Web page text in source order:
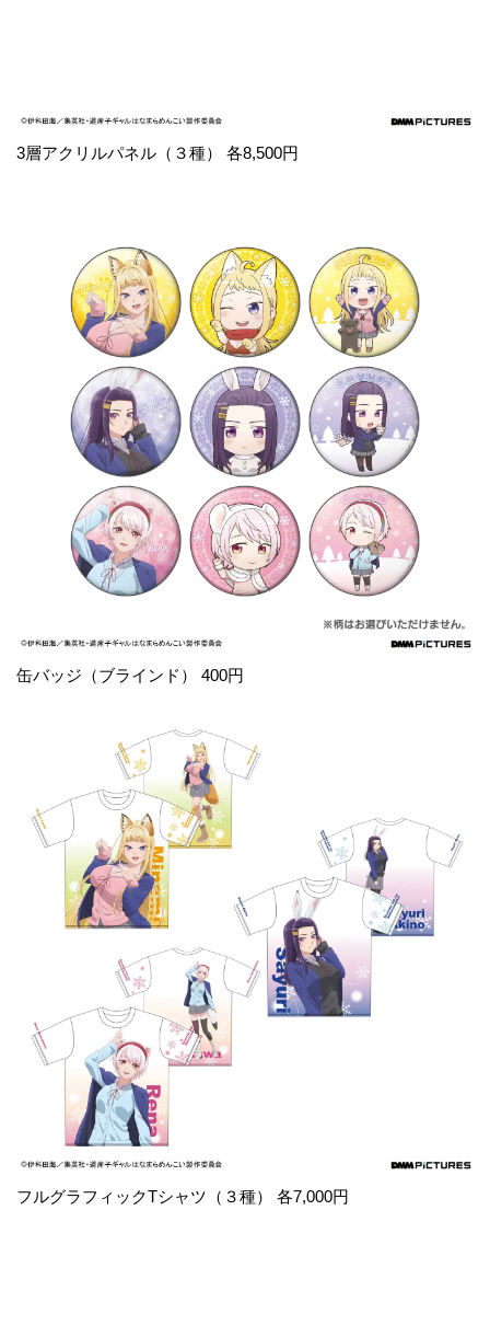
3層アクリルパネル（３種） 各8,500円
缶バッジ（ブラインド） 400円
フルグラフィックTシャツ（３種） 各7,000円